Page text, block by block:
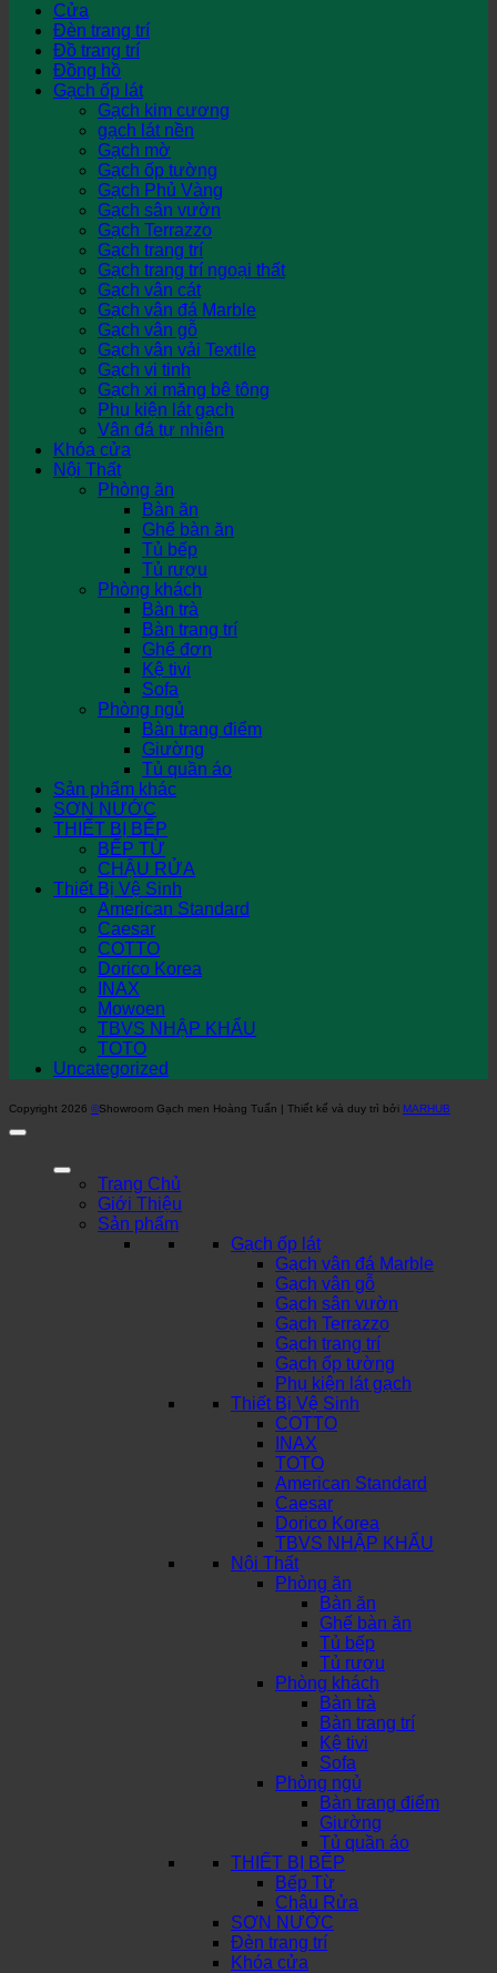
Cửa
Đèn trang trí
Đồ trang trí
Đồng hồ
Gạch ốp lát
Gạch kim cương
gạch lát nền
Gạch mờ
Gạch ốp tường
Gạch Phủ Vàng
Gạch sân vườn
Gạch Terrazzo
Gạch trang trí
Gạch trang trí ngoại thất
Gạch vân cát
Gạch vân đá Marble
Gạch vân gỗ
Gạch vân vải Textile
Gạch vi tinh
Gạch xi măng bê tông
Phụ kiện lát gạch
Vân đá tự nhiên
Khóa cửa
Nội Thất
Phòng ăn
Bàn ăn
Ghế bàn ăn
Tủ bếp
Tủ rượu
Phòng khách
Bàn trà
Bàn trang trí
Ghế đơn
Kệ tivi
Sofa
Phòng ngủ
Bàn trang điểm
Giường
Tủ quần áo
Sản phẩm khác
SƠN NƯỚC
THIẾT BỊ BẾP
BẾP TỪ
CHẬU RỬA
Thiết Bị Vệ Sinh
American Standard
Caesar
COTTO
Dorico Korea
INAX
Mowoen
TBVS NHẬP KHẨU
TOTO
Uncategorized
Copyright 2026 ©Showroom Gạch men Hoàng Tuấn | Thiết kế và duy trì bởi MARHUB
Trang Chủ
Giới Thiệu
Sản phẩm
Gạch ốp lát
Gạch vân đá Marble
Gạch vân gỗ
Gạch sân vườn
Gạch Terrazzo
Gạch trang trí
Gạch ốp tường
Phụ kiện lát gạch
Thiết Bị Vệ Sinh
COTTO
INAX
TOTO
American Standard
Caesar
Dorico Korea
TBVS NHẬP KHẨU
Nội Thất
Phòng ăn
Bàn ăn
Ghế bàn ăn
Tủ bếp
Tủ rượu
Phòng khách
Bàn trà
Bàn trang trí
Kệ tivi
Sofa
Phòng ngủ
Bàn trang điểm
Giường
Tủ quần áo
THIẾT BỊ BẾP
Bếp Từ
Chậu Rửa
SƠN NƯỚC
Đèn trang trí
Khóa cửa